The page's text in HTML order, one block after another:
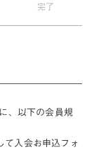
完了
、以下の会員規
て入会お申込フォ